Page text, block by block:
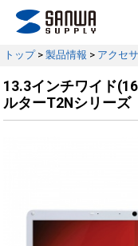
トップ> 製品情報 > アクセ
13.3インチワイド
ルターT2Nシリーズ